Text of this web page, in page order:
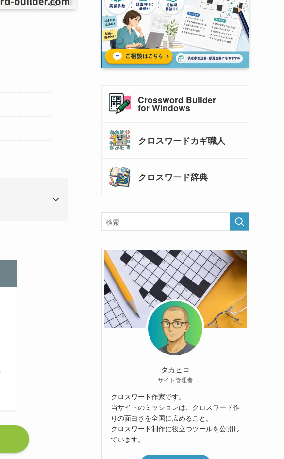
Crossword Builder
for Windows
クロスワードカギ職人
クロスワード辞典
タカヒロ
サイト管理者
クロスワード作家です。
当サイトのミッションは、クロスワード作
りの面白さを全国に広めること。
クロスワード制作に役立つツールを公開し
ています。